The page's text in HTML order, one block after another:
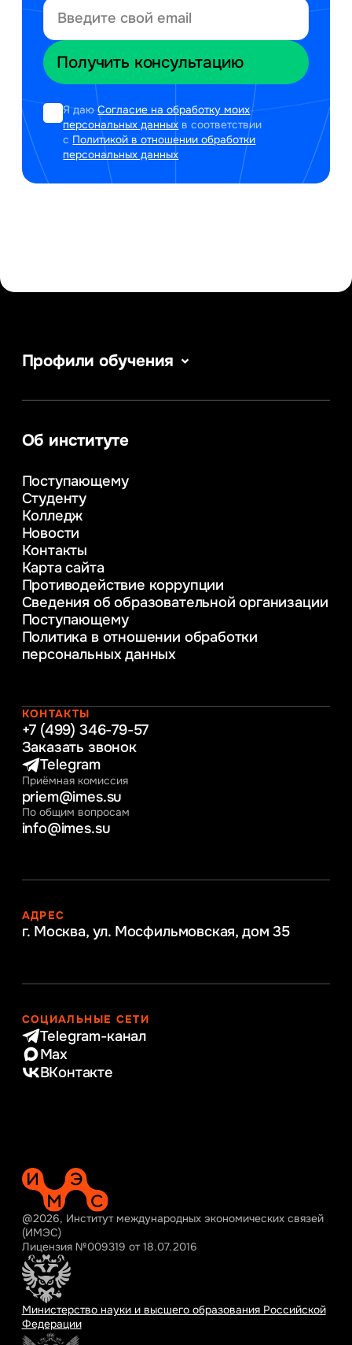
Я даюСогласие на обработку моих
персональных данных в соответствии
с Политикой в отношении обработки
персональных данных
Профили обучения
Сервис в сфере туризма и гостеприимства
аналитика
Управление в сфере коммерческой
Психолого-педагогическое
консультирование и медиация
в образовании
Веб-дизайн
Управление инновационным развитием
предприятия
Уголовное право
Информационные технологии в бизнесе
Информационное и программное
обеспечение бизнес процессов
Управление человеческими ресурсами
Интернет-маркетинг
Об институте
Поступающему
Студенту
Колледж
Новости
Контакты
Карта сайта
Противодействие коррупции
Сведения об образовательной организации
Поступающему
Политика в отношении обработки
персональных данных
КОНТАКТЫ
+7 (499) 346-79-57
Заказать звонок
Telegram
Приёмная комиссия
priem@imes.su
По общим вопросам
info@imes.su
АДРЕС
г. Москва, ул. Мосфильмовская, дом 35
СОЦИАЛЬНЫЕ СЕТИ
Telegram-канал
Max
ВКонтакте
@2026, Институт международных экономических связей
(ИМЭС)
Лицензия №009319 от 18.07.2016
Министерство науки и высшего образования Российской
Федерации